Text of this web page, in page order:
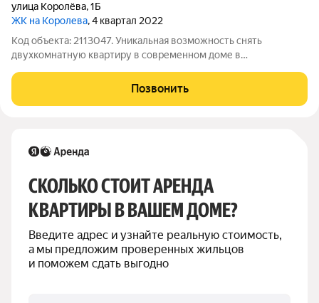
улица Королёва,1Б
ЖК на Королева, 4 квартал 2022
Код объекта: 2113047. Уникальная возможность снять
двухкомнатную квартиру в современном доме в
этажного монолитного дома, построенного в 2023 году, по
адресу: улица Королёва, 1Б. Из окон открывается
Позвонить
СКОЛЬКО СТОИТ АРЕНДА
КВАРТИРЫ В ВАШЕМ ДОМЕ?
Введите адрес и узнайте реальную стоимость,
а мы предложим проверенных жильцов
и поможем сдать выгодно